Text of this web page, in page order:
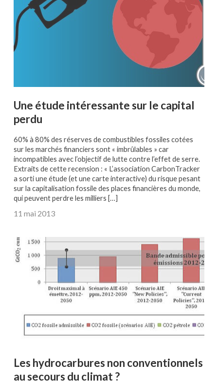
Une étude intéressante sur le capital
perdu
60% à 80% des réserves de combustibles fossiles cotées
sur les marchés financiers sont « imbrûlables » car
incompatibles avec l’objectif de lutte contre l’effet de serre.
Extraits de cette recension : « L’association CarbonTracker
a sorti une étude (et une carte interactive) du risque pesant
sur la capitalisation fossile des places financières du monde,
qui peuvent perdre les milliers […]
11 mai 2013
Les hydrocarbures non conventionnels
au secours du climat ?